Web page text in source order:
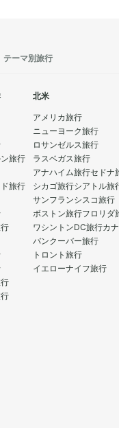
テーマ別旅行
旅行
旅行
北米
アメリカ旅行
ニューヨーク旅行
ロサンゼルス旅行
ラスベガス旅行
アナハイム旅行セドナ
シカゴ旅行シアトル旅
サンフランシスコ旅行
ボストン旅行フロリダ
ワシントンDC旅行カ
バンクーバー旅行
トロント旅行
イエローナイフ旅行